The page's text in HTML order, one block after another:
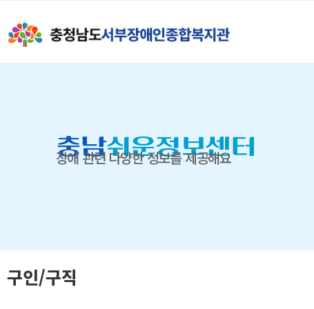
충남쉬운정보센터
장애 관련 다양한 정보를 제공해요
구인/구직